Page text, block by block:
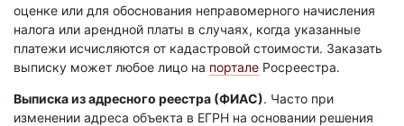
оценке или для обоснования неправомерного начисления
налога или арендной платы в случаях, когда указанные
платежи исчисляются от кадастровой стоимости. Заказать
выписку может любое лицо на портале Росреестра.
Выписка из адресного реестра (ФИАС). Часто при
изменении адреса объекта в ЕГРН на основании решения